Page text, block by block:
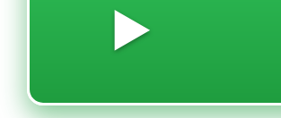
▶️